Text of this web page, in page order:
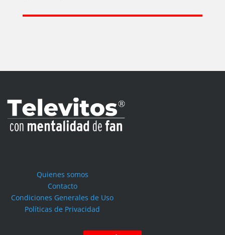
Quienes somos
Contacto
Condiciones Generales de Uso
Políticas de Privacidad